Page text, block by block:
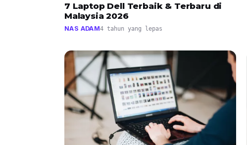
7 Laptop Dell Terbaik & Terbaru di
Malaysia 2026
NAS ADAM4 tahun yang lepas